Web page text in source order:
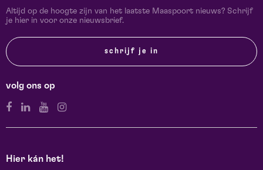
Altijd op de hoogte zijn van het laatste Maaspoort nieuws? Schrijf
je hier in voor onze nieuwsbrief.
schrijf je in
volg ons op
Hier kán het!